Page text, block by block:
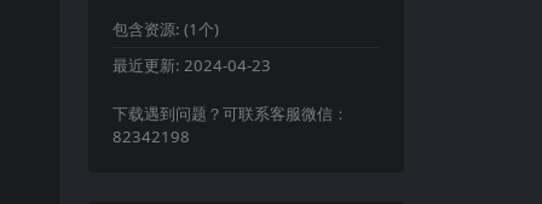
包含资源: (1个)
最近更新: 2024-04-23
下载遇到问题？可联系客服微信：
82342198